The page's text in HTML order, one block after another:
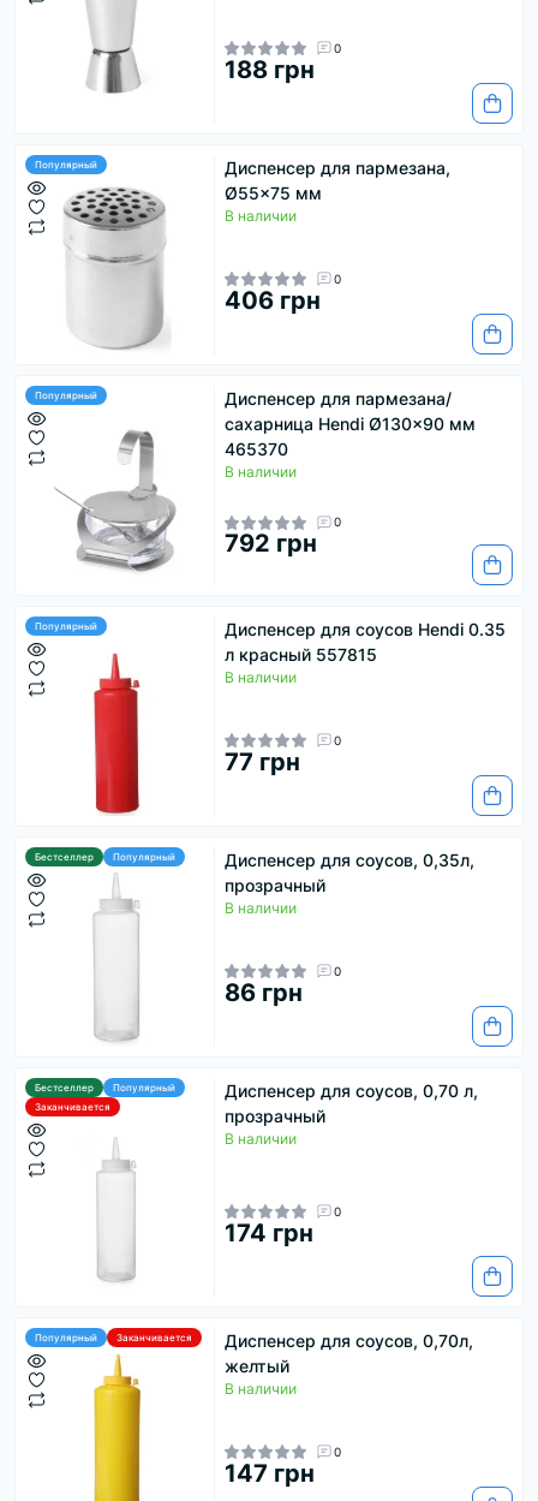
0
188 грн
Популярный
Диспенсер для пармезана,
Ø55x75 мм
В наличии
0
406 грн
Популярный
Диспенсер для пармезана/
сахарница Hendi Ø130x90 мм
465370
В наличии
0
792 грн
Популярный
Диспенсер для соусов Hendi 0.35
л красный 557815
В наличии
0
77 грн
Бестселлер Популярный
Диспенсер для соусов, 0,35л,
прозрачный
В наличии
0
86 грн
Бестселлер
Популярный
Заканчивается
Диспенсер для соусов, 0,70 л,
прозрачный
В наличии
0
174 грн
Популярный Заканчивается
Диспенсер для соусов, 0,70л,
желтый
В наличии
0
147 грн